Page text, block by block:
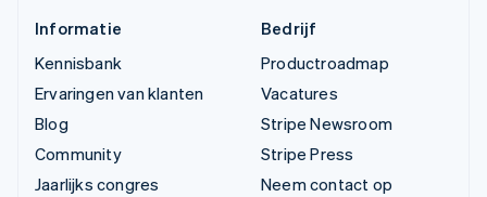
Informatie
Kennisbank
Ervaringen van klanten
Blog
Community
Jaarlijks congres
Bedrijf
Productroadmap
Vacatures
Stripe Newsroom
Stripe Press
Neem contact op